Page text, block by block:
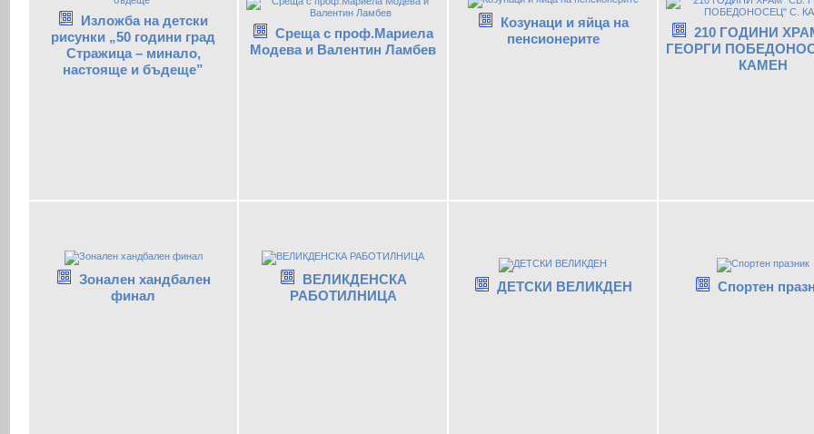
Изложба на детски
рисунки „50 години град
Стражица – минало,
настояще и бъдеще”
Среща с проф.Мариела
Модева и Валентин Ламбев
Козунаци и яйца на
пенсионерите
210 ГОДИНИ
ГЕОРГИ
КАМЕН
Зонален хандбален
финал
ВЕЛИКДЕНСКА
РАБОТИЛНИЦА
ДЕТСКИ ВЕЛИКДЕН Спортен